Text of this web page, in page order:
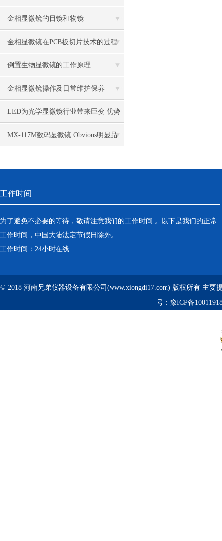
金相显微镜的目镜和物镜
金相显微镜在PCB板切片技术的过程
控制中的作用
倒置生物显微镜的工作原理
金相显微镜操作及日常维护保养
LED为光学显微镜行业带来巨变 优势
比传统卤素更明显
MX-117M数码显微镜 Obvious明显品
工作时间
为了避免不必要的等待，敬请注意我们的工作时间 。以下是我们的正常
工作时间，中国大陆法定节假日除外。
工作时间：24小时在线
© 2018 河南兄弟仪器设备有限公司(www.xiongdi17.com) 版权所有 主要
号： 豫ICP备